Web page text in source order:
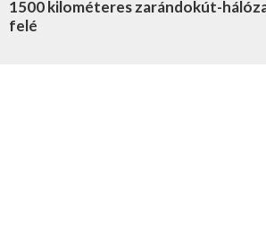
1500 kilométeres zarándokút-
felé